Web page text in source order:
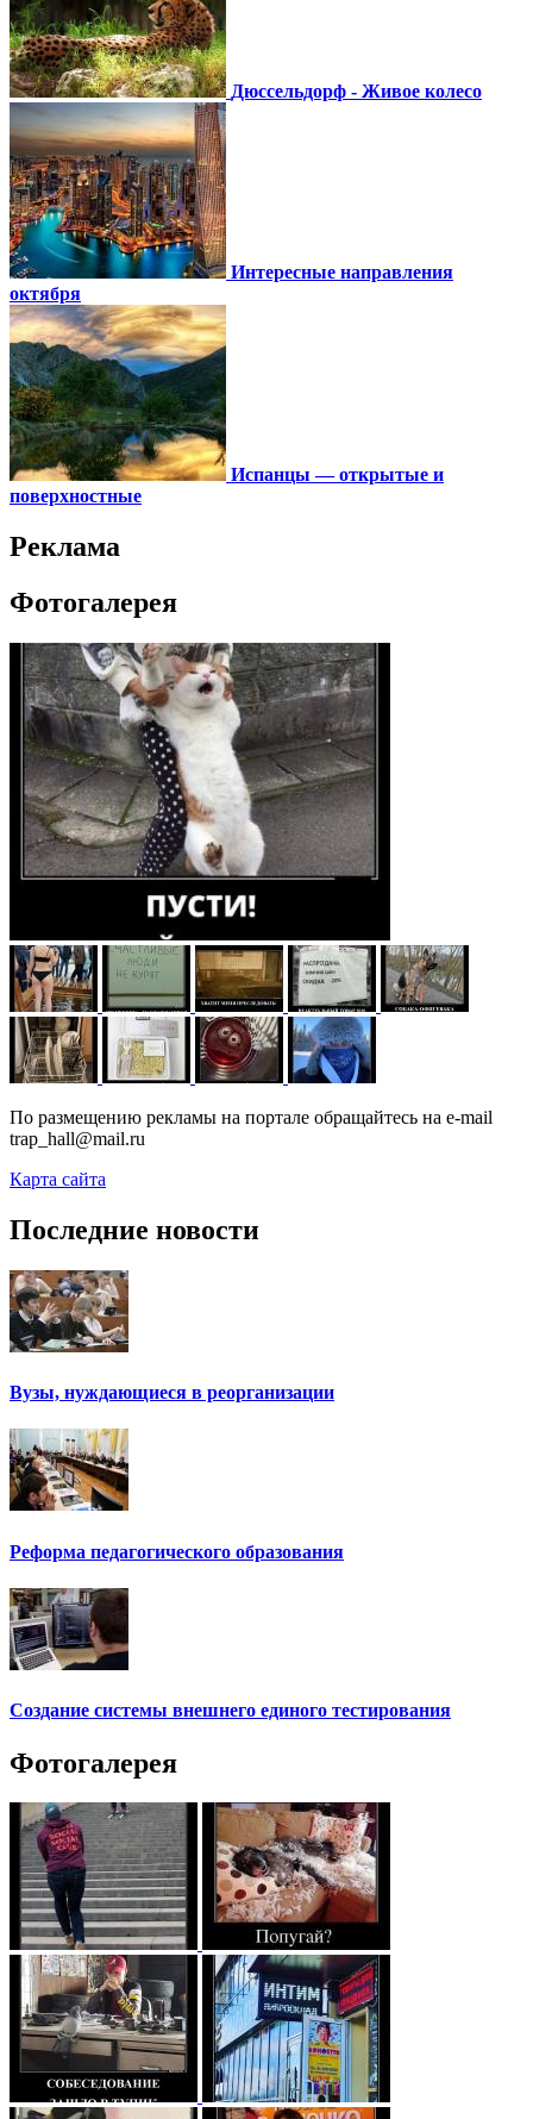
Дюссельдорф - Живое колесо
Интересные направления
октября
Испанцы — открытые и
поверхностные
Реклама
Фотогалерея
По размещению рекламы на портале обращайтесь на e-mail
trap_hall@mail.ru
Карта сайта
Последние новости
Вузы, нуждающиеся в реорганизации
Реформа педагогического образования
Создание системы внешнего единого тестирования
Фотогалерея